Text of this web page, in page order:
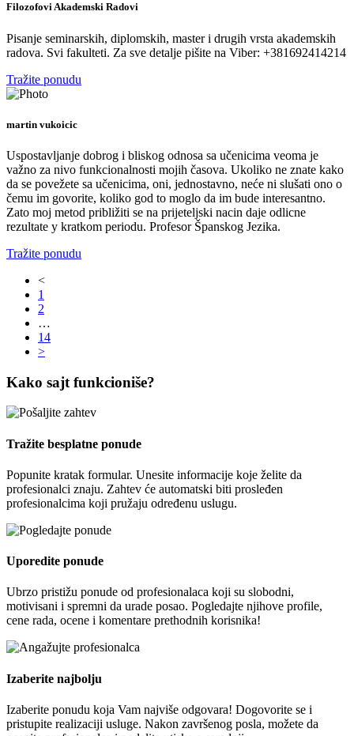
Filozofovi Akademski Radovi
Pisanje seminarskih, diplomskih, master i drugih vrsta akademskih
radova. Svi fakulteti. Za sve detalje pišite na Viber: +381692414214
Tražite ponudu
martin vukoicic
Uspostavljanje dobrog i bliskog odnosa sa učenicima veoma je
važno za nivo funkcionalnosti mojih časova. Ukoliko ne znate kako
da se povežete sa učenicima, oni, jednostavno, neće ni slušati ono o
čemu im govorite, koliko god to moglo da im bude interesantno.
Zato moj metod približiti se na prijeteljski nacin daje odlicne
rezultate y kratkom periodu. Profesor Španskog Jezika.
Tražite ponudu
<
1
2
…
14
>
Kako sajt funkcioniše?
Tražite besplatne ponude
Popunite kratak formular. Unesite informacije koje želite da
profesionalci znaju. Zahtev će automatski biti prosleđen
profesionalcima koji pružaju određenu uslugu.
Uporedite ponude
Ubrzo pristižu ponude od profesionalaca koji su slobodni,
motivisani i spremni da urade posao. Pogledajte njihove profile,
cene rada, ocene i komentare prethodnih korisnika!
Izaberite najbolju
Izaberite ponudu koja Vam najviše odgovara! Dogovorite se i
pristupite realizaciji usluge. Nakon završenog posla, možete da